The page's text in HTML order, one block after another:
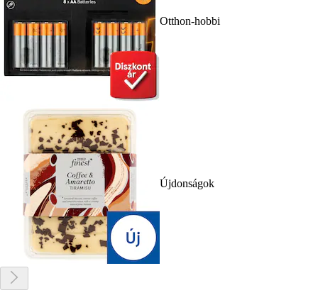
Otthon-hobbi
Újdonságok